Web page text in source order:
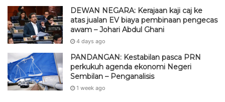
DEWAN NEGARA: Kerajaan kaji caj ke
atas jualan EV biaya pembinaan pengecas
awam – Johari Abdul Ghani
4 days ago
PANDANGAN: Kestabilan pasca PRN
perkukuh agenda ekonomi Negeri
Sembilan – Penganalisis
1 week ago